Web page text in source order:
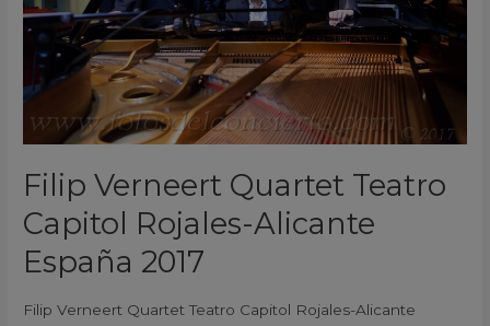
Filip Verneert Quartet Teatro
Capitol Rojales-Alicante
España 2017
Filip Verneert Quartet Teatro Capitol Rojales-Alicante
Alicante
España
2017